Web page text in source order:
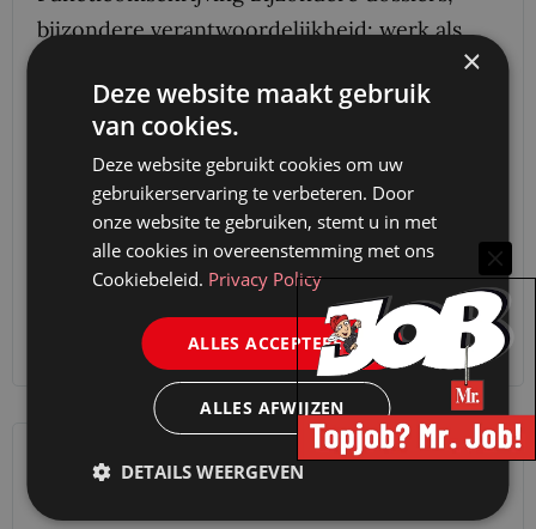
bijzondere verantwoordelijkheid: werk als
gedreven letselschadejurist met een sterke
mensgerichte aanpak, die proactief naar
oplossingen zoekt in letselschadeclaims? Bij
Defensie zetten vele tienduizenden mensen
zich…
Utrecht Fulltime (Semi) Overheid
Ministerie van Defensie zoekt een
×
Deze website maakt gebruik
van cookies.
Deze website gebruikt cookies om uw
gebruikerservaring te verbeteren. Door
onze website te gebruiken, stemt u in met
alle cookies in overeenstemming met ons
Cookiebeleid. Privacy Policy
ALLES ACCEPTEREN
ALLES AFWIJZEN
DETAILS WEERGEVEN